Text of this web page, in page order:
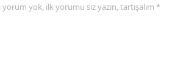
yok, ilk yorumu siz yazın, tartışalım *